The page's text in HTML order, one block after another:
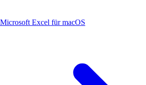
Microsoft Excel für macOS